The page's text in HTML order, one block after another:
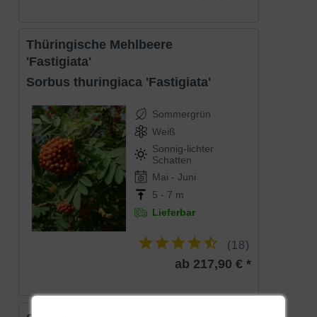
Wuchsform. Abies alba ‘Fastigiata‘ entwickelt sich straff
aufrecht mit einer säulenartigen Gestalt und einer
eleganten Blickfang macht. Die Selektion eignet sich
hervorragend für die Verschönerung von großen Gärten
oder Parkanlagen und erweist sich hier als dekorativer
Akzentsetzer. Zudem verwöhnt sie mit einem robusten,
genügsamen sowie langlebigen Charakter.
Die Weißtanne ist in der Natur Europas ein
bedeutender Nadelbaum
Die Mutterart ist in Europa heimisch und der fachkundige
Botaniker kennt sie unter dem Namen Abies alba. Sie
gehört zur Familie der Kieferngewächse und ist in
Thüringische Mehlbeere
'Fastigiata'
Sorbus thuringiaca 'Fastigiata'
Sommergrün
Weiß
Sonnig-lichter
Schatten
Mai - Juni
5 - 7 m
Lieferbar
(18)
ab 217,90 € *